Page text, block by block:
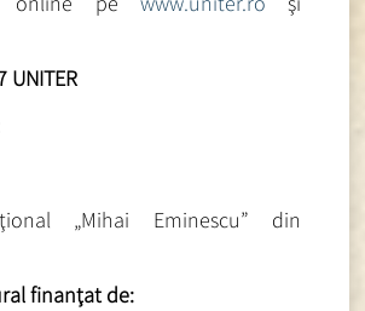
UNITER
„Mihai Eminescu” din
finanţat de: